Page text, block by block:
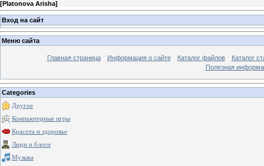
[Platonova Arisha]
Вход на сайт
Меню сайта
Главная страница Информация о сайте Каталог файлов
Каталог
Полезная
Categories
Другое
Компьютерные игры
Красота и здоровье
Люди и блоги
Музыка